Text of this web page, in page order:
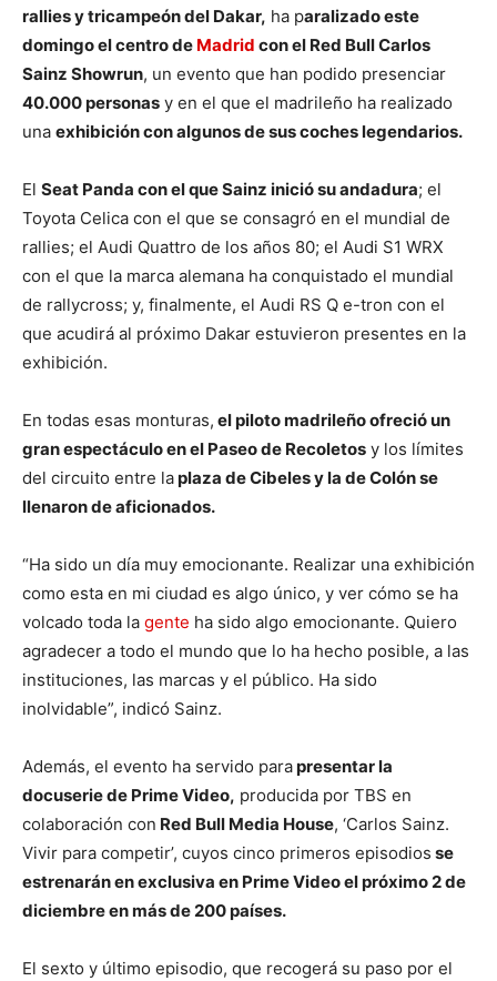
rallies y tricampeón del Dakar, ha paralizado este
domingo el centro de Madrid con el Red Bull Carlos
Sainz Showrun, un evento que han podido presenciar
40.000 personas y en el que el madrileño ha realizado
una exhibición con algunos de sus coches legendarios.
El Seat Panda con el que Sainz inició su andadura; el
Toyota Celica con el que se consagró en el mundial de
rallies; el Audi Quattro de los años 80; el Audi S1 WRX
con el que la marca alemana ha conquistado el mundial
de rallycross; y, finalmente, el Audi RS Q e-tron con el
que acudirá al próximo Dakar estuvieron presentes en la
exhibición.
En todas esas monturas, el piloto madrileño ofreció un
gran espectáculo en el Paseo de Recoletos y los límites
del circuito entre laplaza de Cibeles y la de Colón se
llenaron de aficionados.
“Ha sido un día muy emocionante. Realizar una exhibición
como esta en mi ciudad es algo único, y ver cómo se ha
volcado toda la gente ha sido algo emocionante. Quiero
agradecer a todo el mundo que lo ha hecho posible, a las
instituciones, las marcas y el público. Ha sido
inolvidable”, indicó Sainz.
Además, el evento ha servido parapresentar la
docuserie de Prime Video, producida por TBS en
colaboración con Red Bull Media House, ‘Carlos Sainz.
Vivir para competir’, cuyos cinco primeros episodios se
estrenarán en exclusiva en Prime Video el próximo 2 de
diciembre en más de 200 países.
El sexto y último episodio, que recogerá su paso por el